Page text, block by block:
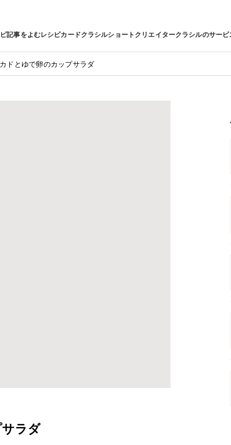
記事をよむレシピカードクラシルショートクリエイタークラシルのサービ
ドとゆで卵のカップサラダ
ラダ